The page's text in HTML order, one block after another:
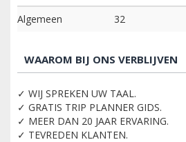
Algemeen
32
WAAROM BIJ ONS VERBLIJVEN
✓ WIJ SPREKEN UW TAAL.
✓ GRATIS TRIP PLANNER GIDS.
✓ MEER DAN 20 JAAR ERVARING.
✓ TEVREDEN KLANTEN.